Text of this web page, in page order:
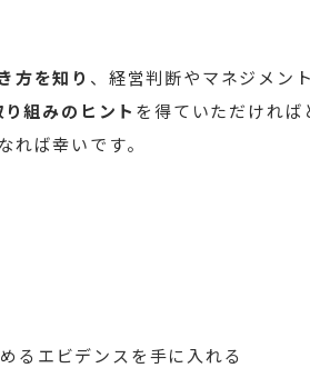
方を知り 、経営判断やマネジメン
組みのヒント を得ていただければ
れば幸いです。
るエビデンスを手に入れる